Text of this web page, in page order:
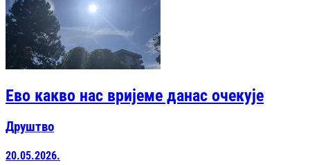
Ево какво нас вријеме данас очекује
Друштво
20.05.2026.